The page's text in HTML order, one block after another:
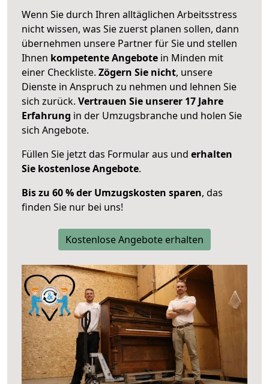
Wenn Sie durch Ihren alltäglichen Arbeitsstress
nicht wissen, was Sie zuerst planen sollen, dann
übernehmen unsere Partner für Sie und stellen
Ihnen kompetente Angebote in Minden mit
einer Checkliste. Zögern Sie nicht, unsere
Dienste in Anspruch zu nehmen und lehnen Sie
sich zurück. Vertrauen Sie unserer 17 Jahre
Erfahrung in der Umzugsbranche und holen Sie
sich Angebote.
Füllen Sie jetzt das Formular aus und erhalten
Sie kostenlose Angebote.
Bis zu 60 % der Umzugskosten sparen, das
finden Sie nur bei uns!
Kostenlose Angebote erhalten